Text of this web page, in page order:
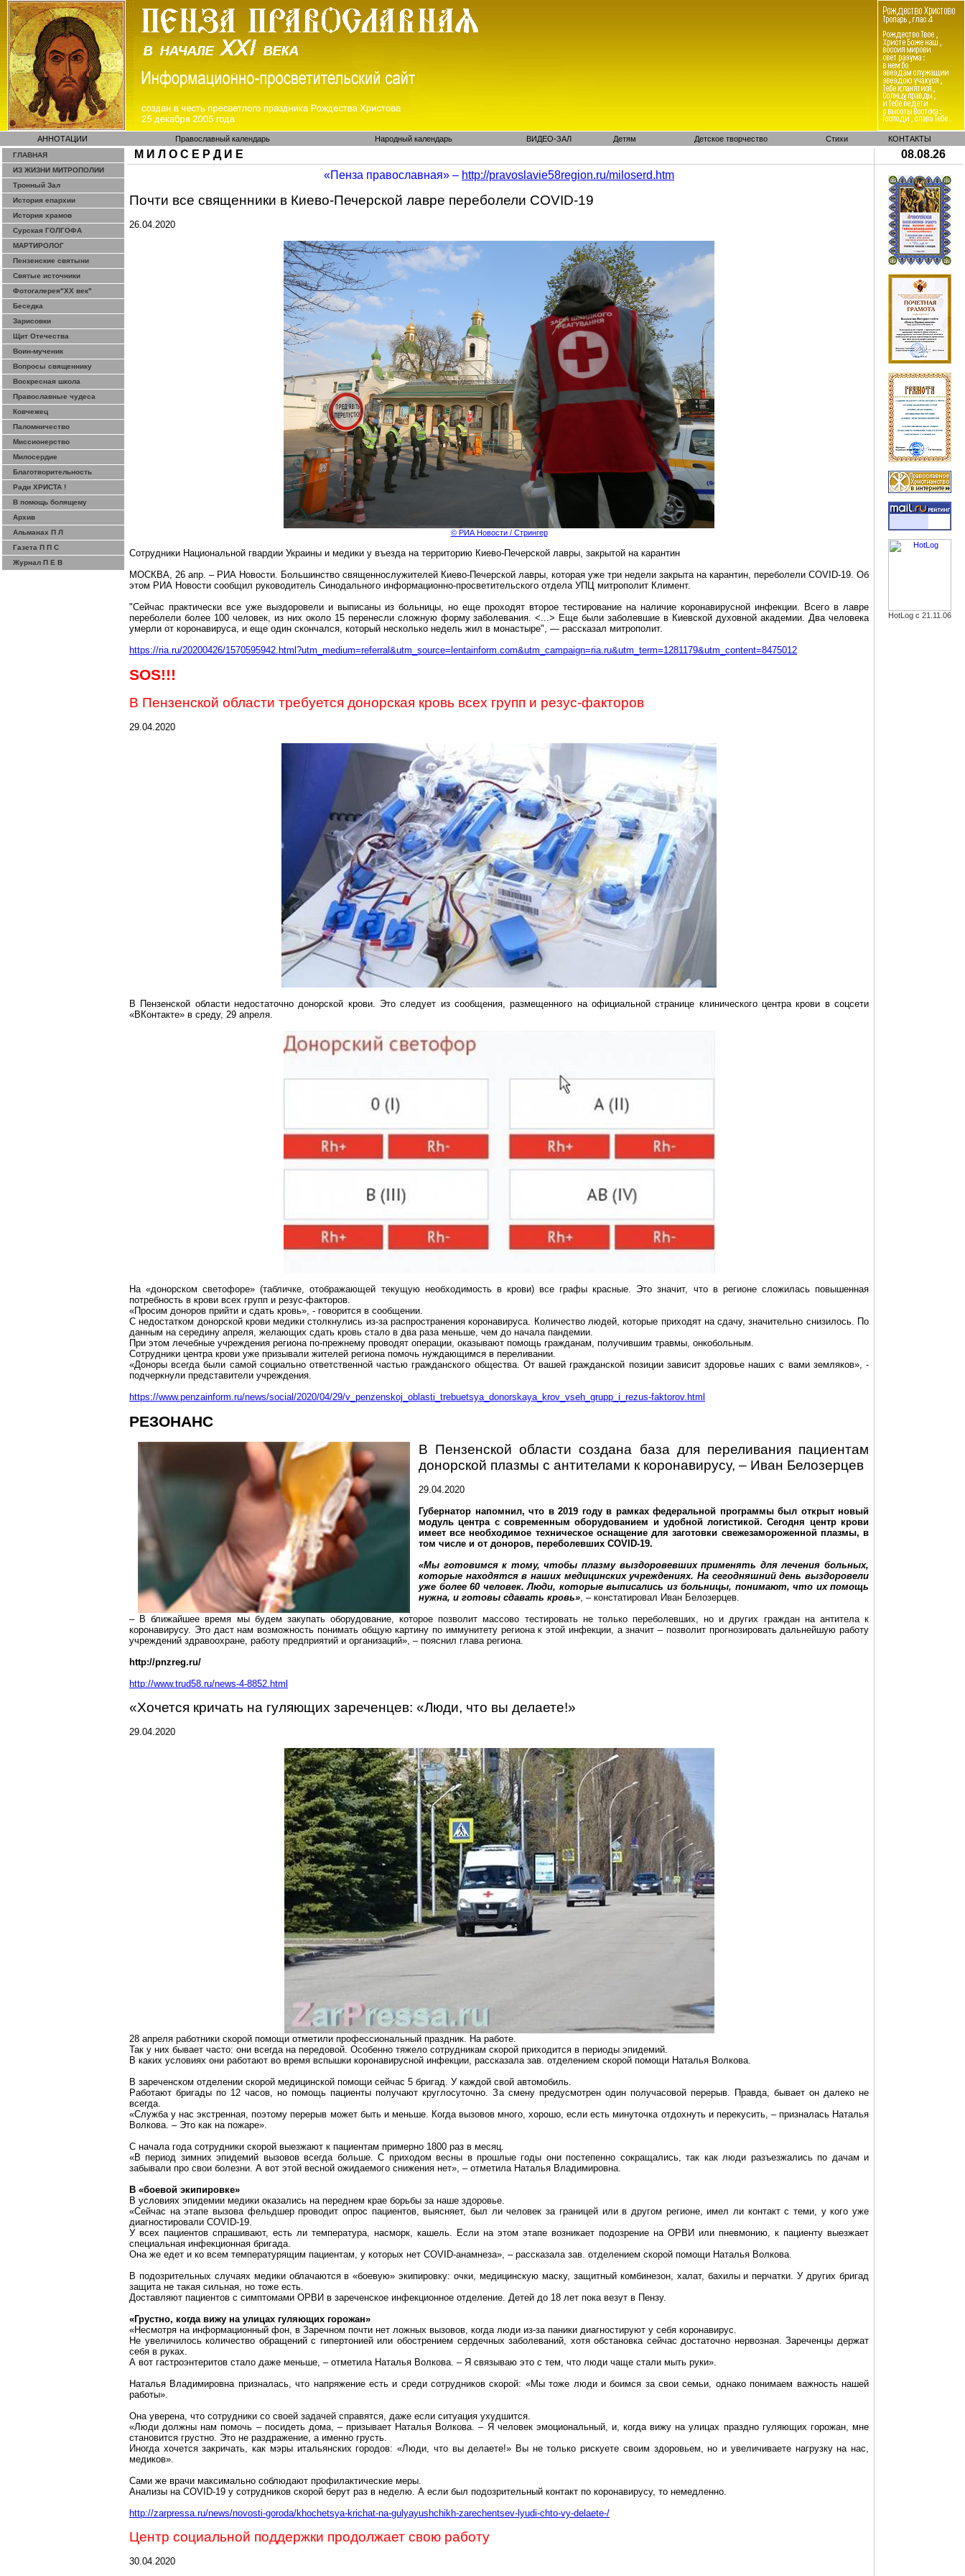
АННОТАЦИИ Православный календарь Народный календарь ВИДЕО-ЗАЛ Детям Детское творчество Стихи КОНТАКТЫ
ГЛАВНАЯ
ИЗ ЖИЗНИ МИТРОПОЛИИ
Тронный Зал
История епархии
История храмов
Сурская ГОЛГОФА
МАРТИРОЛОГ
Пензенские святыни
Святые источники
Фотогалерея"ХХ век"
Беседка
Зарисовки
Щит Отечества
Воин-мученик
Вопросы священнику
Воскресная школа
Православные чудеса
Ковчежец
Паломничество
Миссионерство
Милосердие
Благотворительность
Ради ХРИСТА !
В помощь болящему
Архив
Альманах П Л
Газета П П С
Журнал П Е В
М И Л О С Е Р Д И Е
08.08.26
«Пенза православная» – http://pravoslavie58region.ru/miloserd.htm
Почти все священники в Киево-Печерской лавре переболели COVID-19
26.04.2020
© РИА Новости / Стрингер
Сотрудники Национальной гвардии Украины и медики у въезда на территорию Киево-Печерской лавры, закрытой на карантин
МОСКВА, 26 апр. – РИА Новости. Большинство священнослужителей Киево-Печерской лавры, которая уже три недели закрыта на карантин, переболели COVID-19. Об
этом РИА Новости сообщил руководитель Синодального информационно-просветительского отдела УПЦ митрополит Климент.
"Сейчас практически все уже выздоровели и выписаны из больницы, но еще проходят второе тестирование на наличие коронавирусной инфекции. Всего в лавре
переболели более 100 человек, из них около 15 перенесли сложную форму заболевания. <...> Еще были заболевшие в Киевской духовной академии. Два человека
умерли от коронавируса, и еще один скончался, который несколько недель жил в монастыре", — рассказал митрополит.
https://ria.ru/20200426/1570595942.html?utm_medium=referral&utm_source=lentainform.com&utm_campaign=ria.ru&utm_term=1281179&utm_content=8475012
SOS!!!
В Пензенской области требуется донорская кровь всех групп и резус-факторов
29.04.2020
В Пензенской области недостаточно донорской крови. Это следует из сообщения, размещенного на официальной странице клинического центра крови в соцсети
«ВКонтакте» в среду, 29 апреля.
На «донорском светофоре» (табличке, отображающей текущую необходимость в крови) все графы красные. Это значит, что в регионе сложилась повышенная
потребность в крови всех групп и резус-факторов.
«Просим доноров прийти и сдать кровь», - говорится в сообщении.
С недостатком донорской крови медики столкнулись из-за распространениякоронавируса. Количество людей, которые приходят на сдачу, значительно снизилось. По
данным на середину апреля, желающих сдать кровь стало в два раза меньше, чем до начала пандемии.
При этом лечебные учреждения региона по-прежнему проводят операции, оказывают помощь гражданам, получившим травмы, онкобольным.
Сотрудники центра крови уже призывали жителей региона помочь нуждающимся в переливании.
«Доноры всегда были самой социально ответственной частью гражданского общества. От вашей гражданской позиции зависит здоровье наших с вами земляков», -
подчеркнули представители учреждения.
https://www.penzainform.ru/news/social/2020/04/29/v_penzenskoj_oblasti_trebuetsya_donorskaya_krov_vseh_grupp_i_rezus-faktorov.html
РЕЗОНАНС
В Пензенской области создана база для переливания пациентам
донорской плазмы с антителами к коронавирусу, – Иван Белозерцев
29.04.2020
Губернатор напомнил, что в 2019 году в рамках федеральной программы был открыт новый
модуль центра с современным оборудованием и удобной логистикой. Сегодня центр крови
имеет все необходимое техническое оснащение для заготовки свежезамороженной плазмы, в
том числе и от доноров, переболевших COVID-19.
«Мы готовимся к тому, чтобы плазму выздоровевших применять для лечения больных,
которые находятся в наших медицинских учреждениях. На сегодняшний день выздоровели
уже более 60 человек. Люди, которые выписались из больницы, понимают, что их помощь
нужна, и готовы сдавать кровь», – констатировал Иван Белозерцев.
– В ближайшее время мы будем закупать оборудование, которое позволит массово тестировать не только переболевших, но и других граждан на антитела к
коронавирусу. Это даст нам возможность понимать общую картину по иммунитету региона к этой инфекции, а значит – позволит прогнозировать дальнейшую работу
учреждений здравоохране, работу предприятий и организаций», – пояснил глава региона.
http://pnzreg.ru/
http://www.trud58.ru/news-4-8852.html
«Хочется кричать на гуляющих зареченцев: «Люди, что вы делаете!»
29.04.2020
28 апреля работники скорой помощи отметили профессиональный праздник. На работе.
Так у них бывает часто: они всегда на передовой. Особенно тяжело сотрудникам скорой приходится в периоды эпидемий.
В каких условиях они работают во время вспышки коронавирусной инфекции, рассказала зав. отделением скорой помощи Наталья Волкова.
В зареченском отделении скорой медицинской помощи сейчас 5 бригад. У каждой свой автомобиль.
Работают бригады по 12 часов, но помощь пациенты получают круглосуточно. За смену предусмотрен один получасовой перерыв. Правда, бывает он далеко не
всегда.
«Служба у нас экстренная, поэтому перерыв может быть и меньше. Когда вызовов много, хорошо, если есть минуточка отдохнуть и перекусить, – призналась Наталья
Волкова. – Это как на пожаре».
С начала года сотрудники скорой выезжают к пациентам примерно 1800 раз в месяц.
«В период зимних эпидемий вызовов всегда больше. С приходом весны в прошлые годы они постепенно сокращались, так как люди разъезжались по дачам и
забывали про свои болезни. А вот этой весной ожидаемого снижения нет», – отметила Наталья Владимировна.
В «боевой экипировке»
В условиях эпидемии медики оказались на переднем крае борьбы за наше здоровье.
«Сейчас на этапе вызова фельдшер проводит опрос пациентов, выясняет, был ли человек за границей или в другом регионе, имел ли контакт с теми, у кого уже
диагностировали COVID-19.
У всех пациентов спрашивают, есть ли температура, насморк, кашель. Если на этом этапе возникает подозрение на ОРВИ или пневмонию, к пациенту выезжает
специальная инфекционная бригада.
Она же едет и ко всем температурящим пациентам, у которых нет COVID-анамнеза», – рассказала зав. отделением скорой помощи Наталья Волкова.
В подозрительных случаях медики облачаются в «боевую» экипировку: очки, медицинскую маску, защитный комбинезон, халат, бахилы и перчатки. У других бригад
защита не такая сильная, но тоже есть.
Доставляют пациентов с симптомами ОРВИ в зареченское инфекционное отделение. Детей до 18 лет пока везут в Пензу.
«Грустно, когда вижу на улицах гуляющих горожан»
«Несмотря на информационный фон, в Заречном почти нет ложных вызовов, когда люди из-за паники диагностируют у себя коронавирус.
Не увеличилось количество обращений с гипертонией или обострением сердечных заболеваний, хотя обстановка сейчас достаточно нервозная.Зареченцы держат
себя в руках.
А вот гастроэнтеритов стало даже меньше, – отметила Наталья Волкова. – Я связываю это с тем, что люди чаще стали мыть руки».
Наталья Владимировна призналась, что напряжение есть и среди сотрудников скорой: «Мы тоже люди и боимся за свои семьи, однако понимаем важность нашей
работы».
Она уверена, что сотрудники со своей задачей справятся, даже если ситуация ухудшится.
«Люди должны нам помочь – посидеть дома, – призывает Наталья Волкова. – Я человек эмоциональный, и, когда вижу на улицах праздно гуляющих горожан, мне
становится грустно. Это не раздражение, а именно грусть.
Иногда хочется закричать, как мэры итальянских городов: «Люди, что вы делаете!» Вы не только рискуете своим здоровьем, но и увеличиваете нагрузку на нас,
медиков».
Сами же врачи максимально соблюдают профилактические меры.
Анализы на COVID-19 у сотрудников скорой берут раз в неделю. А если был подозрительный контакт по коронавирусу, то немедленно.
http://zarpressa.ru/news/novosti-goroda/khochetsya-krichat-na-gulyayushchikh-zarechentsev-lyudi-chto-vy-delaete-/
Центр социальной поддержки продолжает свою работу
30.04.2020
HotLog с 21.11.06